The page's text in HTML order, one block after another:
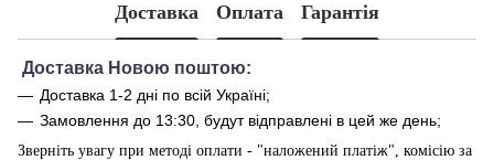
Доставка Оплата Гарантія
Доставка Новою поштою:
Доставка 1-2 дні по всій Україні;
Замовлення до 13:30, будут відправлені в цей же день;
Зверніть увагу при методі оплати - "наложений платіж", комісію за